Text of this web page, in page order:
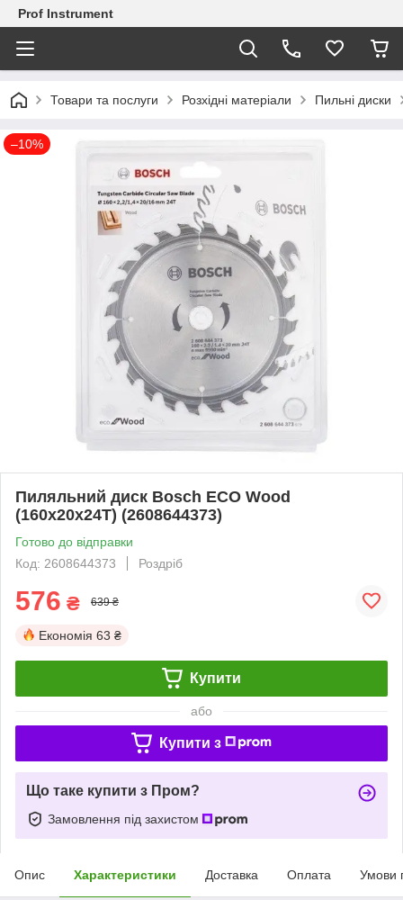
Prof Instrument
Товари та послуги Розхідні матеріали Пильні диски
–10%
Пиляльний диск Bosch ECO Wood
(160х20х24Т) (2608644373)
Готово до відправки
Код: 2608644373
Роздріб
576 ₴ 639 ₴
Економія 63 ₴
Купити
або
Купити з
Що таке купити з Пром?
Замовлення під захистом
Опис Характеристики Доставка Оплата Умови